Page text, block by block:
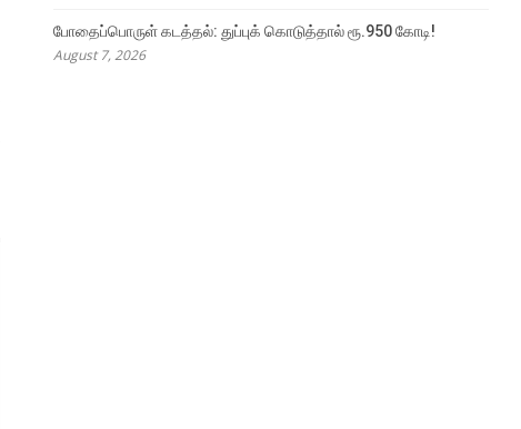
போதைப்பொருள் கடத்தல்: துப்புக் கொடுத்தால் ரூ.950 கோடி!
August 7, 2026